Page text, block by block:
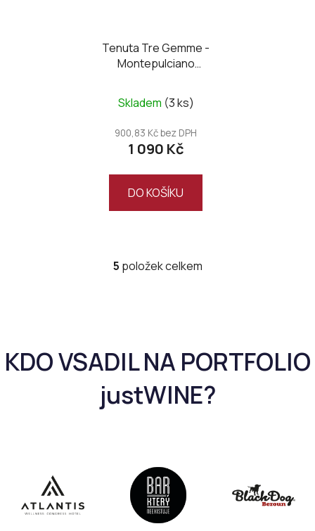
Tenuta Tre Gemme -
Montepulciano
Renascenzia 2020,
Magnum
Skladem (3 ks)
900,83 Kč bez DPH
1 090 Kč
DO KOŠÍKU
O
a
c
p
v
ý
p
i
5 položek celkem